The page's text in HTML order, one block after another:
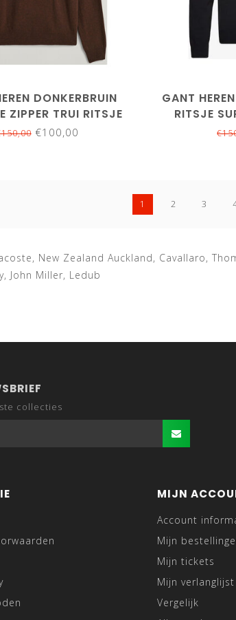
5XL
DONKERBRUIN
ZIPPER TRUI RITSJE
LAMSWOL
€100,00
L
GANT
RITSJE
1 2 3
New Zealand Auckland, Cavallaro,
John Miller, Ledub
collecties
MIJN
Account
Mijn
Mijn tickets
Mijn verlanglijst
Vergelijk